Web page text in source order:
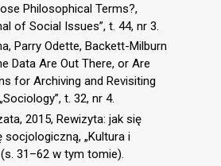
Philosophical Terms?,
of Social Issues”, t. 44, nr 3.
Parry Odette, Backett-Milburn
Data Are Out There, or Are
for Archiving and Revisiting
t. 32, nr 4.
2015, Rewizyta: jak się
„Kultura i
31–62 w tym tomie).